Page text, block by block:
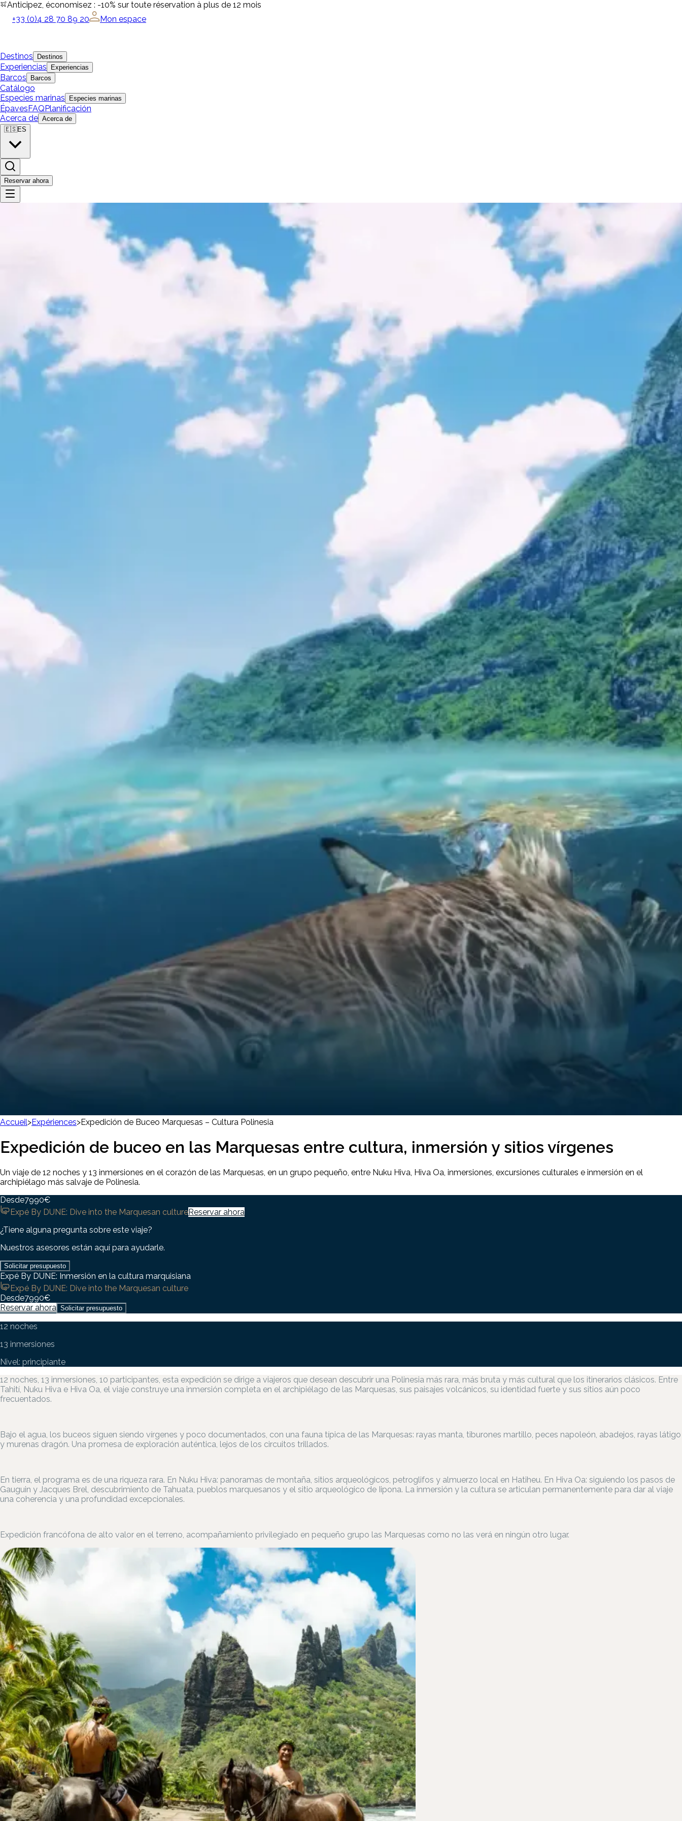
Anticipez, économisez : -10% sur toute réservation à plus de 12 mois
+33 (0)4 28 70 89 20
Mon espace
Destinos Destinos
Experiencias Experiencias
Barcos Barcos
Catálogo
Especies marinas
Especies marinas
ÉpavesFAQPlanificación
Acerca de Acerca de
🇪🇸ES
Reservar ahora
Accueil>Expériences>Expedición de Buceo Marquesas – Cultura Polinesia
Expedición de buceo en las Marquesas entre cultura, inmersión y sitios vírgenes
Un viaje de 12 noches y 13 inmersiones en el corazón de las Marquesas, en un grupo pequeño, entre Nuku Hiva, Hiva Oa, inmersiones, excursiones culturales e inmersión en el
archipiélago más salvaje de Polinesia.
Desde7990€
Expé By DUNE: Dive into the Marquesan cultureReservar ahora
¿Tiene alguna pregunta sobre este viaje?
Nuestros asesores están aquí para ayudarle.
Solicitar presupuesto
Expé By DUNE: Inmersión en la cultura marquisiana
Expé By DUNE: Dive into the Marquesan culture
Desde7990€
Reservar ahora Solicitar presupuesto
12 noches
13 inmersiones
Nivel: principiante
12 noches, 13 inmersiones, 10 participantes, esta expedición se dirige a viajeros que desean descubrir una Polinesia más rara, más bruta y más cultural que los itinerarios clásicos. Entre
Tahití, Nuku Hiva e Hiva Oa, el viaje construye una inmersión completa en el archipiélago de las Marquesas, sus paisajes volcánicos, su identidad fuerte y sus sitios aún poco
frecuentados.
Bajo el agua, los buceos siguen siendo vírgenes y poco documentados, con una fauna típica de las Marquesas: rayas manta, tiburones martillo, peces napoleón, abadejos, rayas látigo
y murenas dragón. Una promesa de exploración auténtica, lejos de los circuitos trillados.
En tierra, el programa es de una riqueza rara. En Nuku Hiva: panoramas de montaña, sitios arqueológicos, petroglifos y almuerzo local en Hatiheu. En Hiva Oa: siguiendo los pasos de
Gauguin y Jacques Brel, descubrimiento de Tahuata, pueblos marquesanos y el sitio arqueológico de Iipona. La inmersión y la cultura se articulan permanentemente para dar al viaje
una coherencia y una profundidad excepcionales.
Expedición francófona de alto valor en el terreno, acompañamiento privilegiado en pequeño grupo las Marquesas como no las verá en ningún otro lugar.